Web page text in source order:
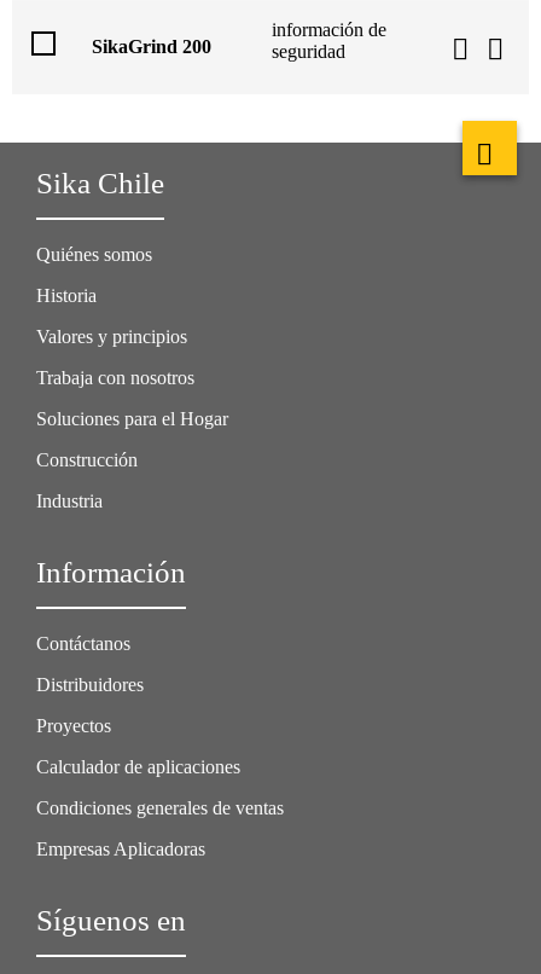
SikaGrind 200
información de
seguridad
Sika Chile
Quiénes somos
Historia
Valores y principios
Trabaja con nosotros
Soluciones para el Hogar
Construcción
Industria
Información
Contáctanos
Distribuidores
Proyectos
Calculador de aplicaciones
Condiciones generales de ventas
Empresas Aplicadoras
Síguenos en